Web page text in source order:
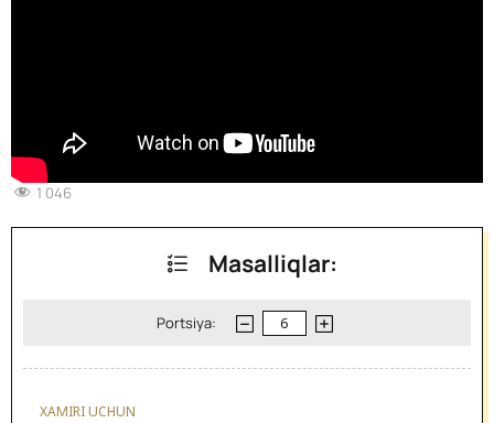
1 046
Masalliqlar:
Portsiya:
XAMIRI UCHUN